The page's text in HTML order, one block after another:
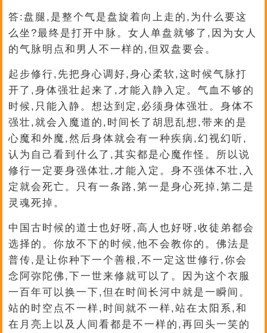
答:盘腿,是整个气是盘旋着向上走的,为什么要这
么坐?最终是打开中脉。女人单盘就够了,因为女人
的气脉明点和男人不一样的,但双盘要会。
起步修行,先把身心调好,身心柔软,这时候气脉打
开了,身体强壮起来了,才能入静入定。气血不够的
时候,只能入静。想达到定,必须身体强壮。身体不
强壮,就会入魔道的,时间长了胡思乱想,带来的是
心魔和外魔,然后身体就会有一种疾病,幻视幻听,
认为自己看到什么了,其实都是心魔作怪。所以说
修行一定要身强体壮,才能入定。身不强体不壮,入
定就会死亡。只有一条路,第一是身心死掉,第二是
灵魂死掉。
中国古时候的道士也好呀,高人也好呀,收徒弟都会
选择的。你放不下的时候,他不会教你的。佛法是
普传,是让你种下一个善根,不一定这世修行,你会
念阿弥陀佛,下一世来修就可以了。因为这个衣服
一百年可以换一下,但在时间长河中就是一瞬间。
站的时空点不一样,时间就不一样,站在太阳系,和
在月亮上以及人间看都是不一样的,再回头一笑的